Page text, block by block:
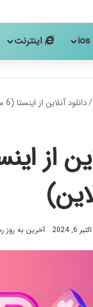
اینترنت
/دانلود آنلاین از اینستا (6 سایت اینستا دانلودر آنلاین)
اکتبر 6, 2024 آخرین به روز